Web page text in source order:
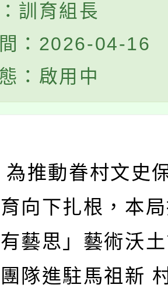
訓育組長
：2026-04-16
：啟用中
推動眷村文史
向下扎根，本
有藝思」藝術沃
隊進駐馬祖新